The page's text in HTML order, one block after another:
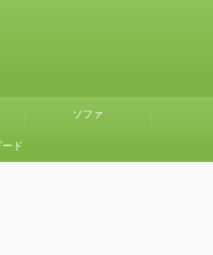
ソファ
ード